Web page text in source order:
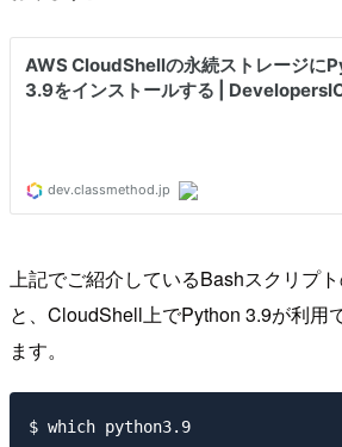
上記でご紹介しているBashスクリプ
と、CloudShell上でPython 3.9が利用
ます。
$ which python3.9